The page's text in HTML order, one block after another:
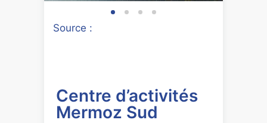
Source :
Centre d’activités
Mermoz Sud